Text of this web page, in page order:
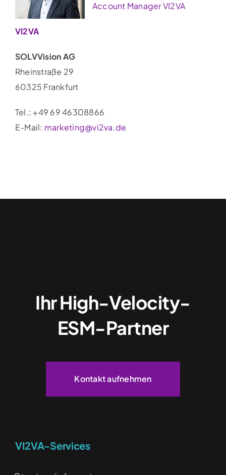
Account Manager VI2VA
VI2VA
SOLVVision AG
Rheinstraße 29
60325 Frankfurt
Tel.: +49 69 46308866
E-Mail: marketing@vi2va.de
Ihr High-Velocity-
ESM-Partner
Kontakt aufnehmen
VI2VA-Services